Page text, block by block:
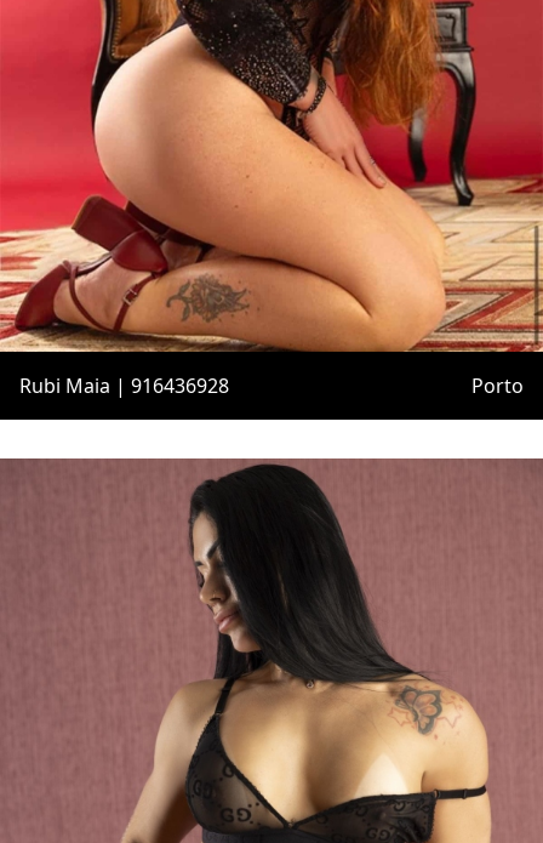
Rubi Maia | 916436928 Porto